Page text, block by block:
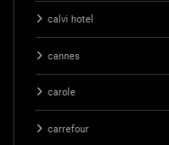
calvi hotel
cannes
carole
carrefour